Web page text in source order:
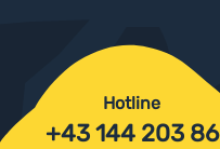
Hotline
+43 144 203 86